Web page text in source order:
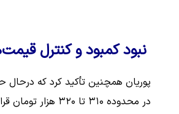
نبود کمبود و کنترل
در محدوده ۳۱۰ تا ۳۲۰ هزار تومان قرار دارند و گوساله‌های بالای ۶۰۰ کیلوگرم، با قیمتی در حدود ۱۹۵ هزار تومان عرضه می‌شوند.